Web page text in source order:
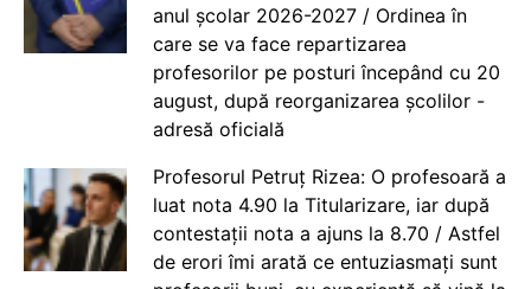
anul școlar 2026-2027 / Ordinea în
care se va face repartizarea
profesorilor pe posturi începând cu 20
august, după reorganizarea școlilor -
adresă oficială
Profesorul Petruț Rizea: O profesoară a
luat nota 4.90 la Titularizare, iar după
contestații nota a ajuns la 8.70 / Astfel
de erori îmi arată ce entuziasmați sunt